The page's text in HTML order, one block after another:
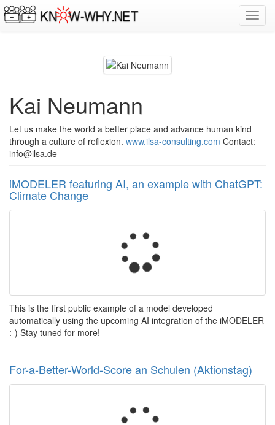
Kai Neumann
Let us make the world a better place and advance human kind
through a culture of reflexion. www.ilsa-consulting.com Contact:
info@ilsa.de
iMODELER featuring AI, an example with ChatGPT:
Climate Change
This is the first public example of a model developed
automatically using the upcoming AI integration of the iMODELER
:-) Stay tuned for more!
For-a-Better-World-Score an Schulen (Aktionstag)